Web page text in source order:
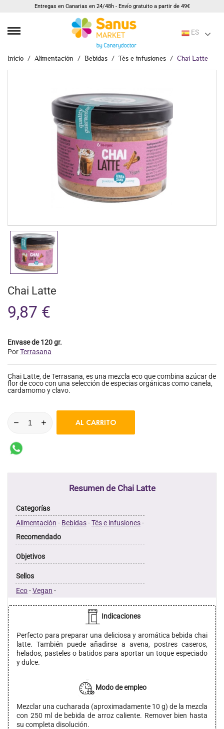
Entregas en Canarias en 24/48h - Envío gratuito a partir de 49€
ES
Inicio Alimentación Bebidas Tés e infusiones Chai Latte
Chai Latte
9,87 €
Envase de 120 gr.
PorTerrasana
Chai Latte, de Terrasana, es una mezcla eco que combina azúcar de
flor de coco con una selección de especias orgánicas como canela,
cardamomo y clavo.
AL CARRITO
Resumen de Chai Latte
Categorías
Alimentación - Bebidas-Tés e infusiones-
Recomendado
Objetivos
Sellos
Eco-Vegan -
Indicaciones
Perfecto para preparar una deliciosa y aromática bebida chai
latte. También puede añadirse a avena, postres caseros,
helados, pasteles o batidos para aportar un toque especiado
y dulce.
Modo de empleo
Mezclar una cucharada (aproximadamente 10 g) de la mezcla
con 250 ml de bebida de arroz caliente. Remover bien hasta
su completa disolución.